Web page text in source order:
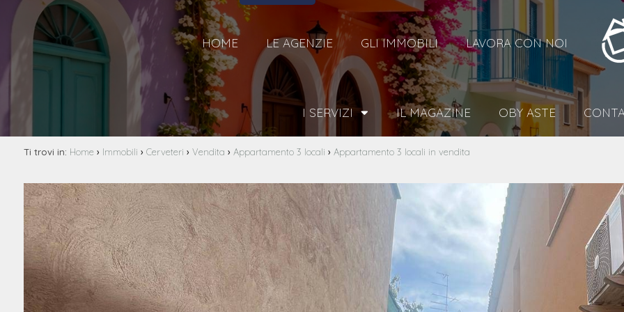
HOME LE AGENZIE GLI IMMOBILI LAVORA CON NOI
I SERVIZI IL MAGAZINE OBY ASTE
Ti trovi in: Home › Immobili › Cerveteri › Vendita › Appartamento 3 locali › Appartamento 3 locali in vendita